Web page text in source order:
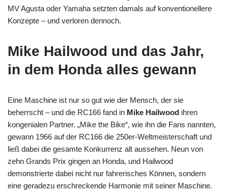
MV Agusta oder Yamaha setzten damals auf konventionellere
Konzepte – und verloren dennoch.
Mike Hailwood und das Jahr,
in dem Honda alles gewann
Eine Maschine ist nur so gut wie der Mensch, der sie
beherrscht – und die RC166 fand in Mike Hailwood ihren
kongenialen Partner. „Mike the Bike“, wie ihn die Fans nannten,
gewann 1966 auf der RC166 die 250er-Weltmeisterschaft und
ließ dabei die gesamte Konkurrenz alt aussehen. Neun von
zehn Grands Prix gingen an Honda, und Hailwood
demonstrierte dabei nicht nur fahrerisches Können, sondern
eine geradezu erschreckende Harmonie mit seiner Maschine.